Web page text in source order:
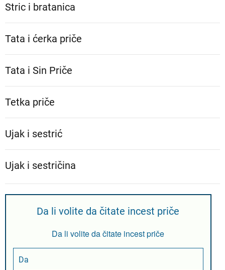
Stric i bratanica
Tata i ćerka priče
Tata i Sin Priče
Tetka priče
Ujak i sestrić
Ujak i sestričina
Da li volite da čitate incest priče
Da li volite da čitate incest priče
Da